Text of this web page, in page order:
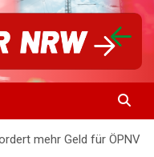
#vorwärtsNRW
mehr Geld für ÖPNV